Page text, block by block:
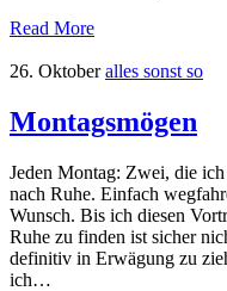
Read More
26. Oktober alles sonst so
Montagsmögen
Jeden Montag: Zwei, die
nach Ruhe. Einfach
Wunsch. Bis ich diesen
Ruhe zu finden ist sicher
definitiv in Erwägung zu
ich…